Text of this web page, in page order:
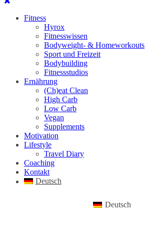
Fitness
Hyrox
Fitnesswissen
Bodyweight- & Homeworkouts
Sport und Freizeit
Bodybuilding
Fitnessstudios
Ernährung
(Ch)eat Clean
High Carb
Low Carb
Vegan
Supplements
Motivation
Lifestyle
Travel Diary
Coaching
Kontakt
Deutsch
Deutsch